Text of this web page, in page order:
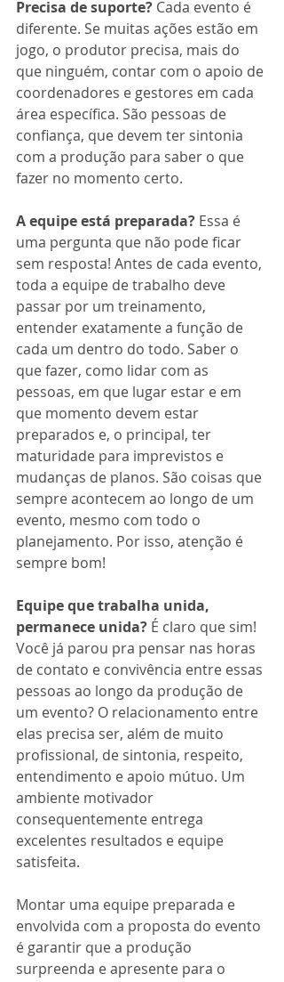
Precisa de suporte? Cada evento é
diferente. Se muitas ações estão em
jogo, o produtor precisa, mais do
que ninguém, contar com o apoio de
coordenadores e gestores em cada
área específica. São pessoas de
confiança, que devem ter sintonia
com a produção para saber o que
fazer no momento certo.
A equipe está preparada? Essa é
uma pergunta que não pode ficar
sem resposta! Antes de cada evento,
toda a equipe de trabalho deve
passar por um treinamento,
entender exatamente a função de
cada um dentro do todo. Saber o
que fazer, como lidar com as
pessoas, em que lugar estar e em
que momento devem estar
preparados e, o principal, ter
maturidade para imprevistos e
mudanças de planos. São coisas que
sempre acontecem ao longo de um
evento, mesmo com todo o
planejamento. Por isso, atenção é
sempre bom!
Equipe que trabalha unida,
permanece unida? É claro que sim!
Você já parou pra pensar nas horas
de contato e convivência entre essas
pessoas ao longo da produção de
um evento? O relacionamento entre
elas precisa ser, além de muito
profissional, de sintonia, respeito,
entendimento e apoio mútuo. Um
ambiente motivador
consequentemente entrega
excelentes resultados e equipe
satisfeita.
Montar uma equipe preparada e
envolvida com a proposta do evento
é garantir que a produção
surpreenda e apresente para o